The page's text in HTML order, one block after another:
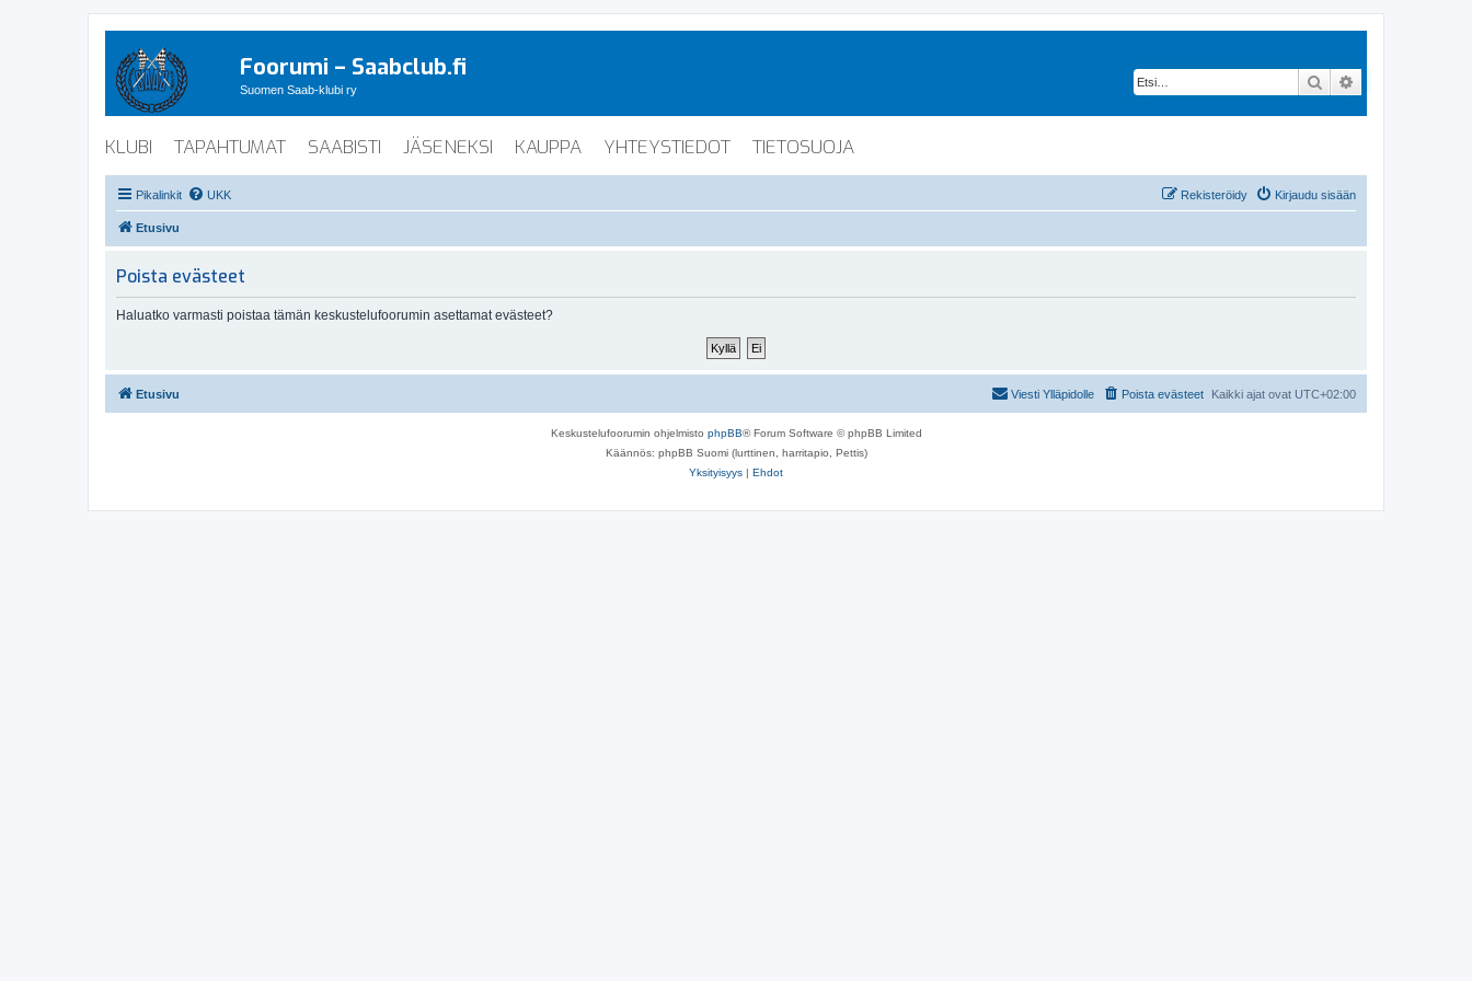
Foorumi – Saabclub.fi
Suomen Saab-klubi ry Etsi
KLUBI TAPAHTUMAT SAABISTI JÄSENEKSI KAUPPA YHTEYSTIEDOT TIETOSUOJA
Pikalinkit UKK Kirjaudu sisään
Rekisteröidy
Etusivu
Poista evästeet
Haluatko varmasti poistaa tämän keskustelufoorumin asettamat evästeet?
Etusivu Kaikki ajat ovat UTC+02:00
Poista evästeet
Viesti Ylläpidolle
Keskustelufoorumin ohjelmisto phpBB® Forum Software © phpBB Limited
Käännös: phpBB Suomi (lurttinen, harritapio, Pettis)
Yksityisyys | Ehdot